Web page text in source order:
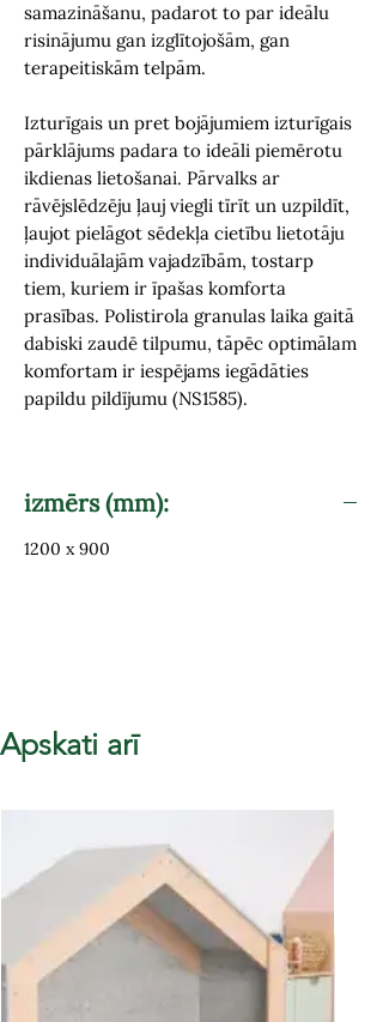
samazināšanu, padarot to par ideālu
risinājumu gan izglītojošām, gan
terapeitiskām telpām.
Izturīgais un pret bojājumiem izturīgais
pārklājums padara to ideāli piemērotu
ikdienas lietošanai. Pārvalks ar
rāvējslēdzēju ļauj viegli tīrīt un uzpildīt,
ļaujot pielāgot sēdekļa cietību lietotāju
individuālajām vajadzībām, tostarp
tiem, kuriem ir īpašas komforta
prasības. Polistirola granulas laika gaitā
dabiski zaudē tilpumu, tāpēc optimālam
komfortam ir iespējams iegādāties
papildu pildījumu (NS1585).
izmērs (mm):
1200 x 900
Apskati arī